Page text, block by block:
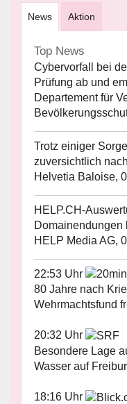
News Aktion
Top News
Cybervorfall bei
Prüfung ab und
Departement für
Trotz einiger
zuversichtlich
Helvetia Baloise,
HELP.CH-
HELP Media AG,
22:53 Uhr
80 Jahre nach
Wehrmachtsfund
20:32 Uhr
Besondere Lage
Wasser auf
18:16 Uhr